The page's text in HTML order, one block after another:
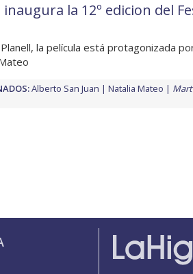
la 12º edicion del
la película está protagonizada
Alberto San Juan Natalia Mateo